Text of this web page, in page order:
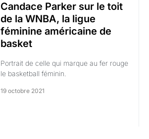
Candace Parker sur le toit
de la WNBA, la ligue
féminine américaine de
basket
Portrait de celle qui marque au fer rouge
le basketball féminin.
19 octobre 2021